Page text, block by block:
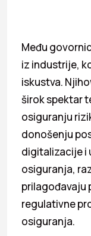
Među
iz industrije,
iskustva.
širok spektar
osiguranju
donošenju
digitalizacije i
osiguranja,
prilagođavaju
regulativne
osiguranja.